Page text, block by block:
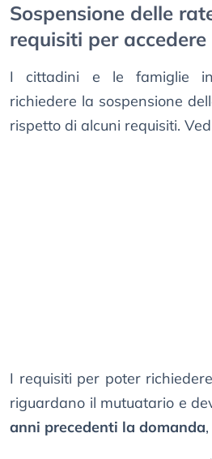
Sospensione delle
requisiti per accedere
I cittadini e le famiglie
richiedere la sospensione
rispetto di alcuni requisiti.
I requisiti per poter
riguardano il mutuatario e
anni precedenti la domanda